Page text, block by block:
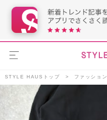
STYLE HAUSトップ ファッション